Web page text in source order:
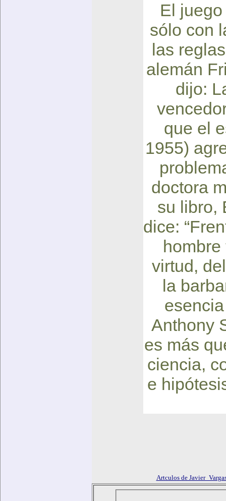
El
sólo con
las
alemán
dijo:
que el
1955)
doctora
su libro,
dice:
virtud,
la
Anthony
es más
ciencia,
e
Artculos de